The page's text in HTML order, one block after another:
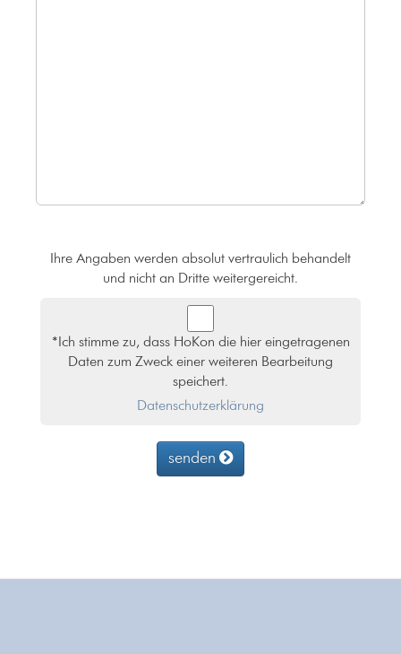
Ihre Angaben werden absolut vertraulich behandelt
und nicht an Dritte weitergereicht.
*Ich stimme zu, dass HoKon die hier eingetragenen
Daten zum Zweck einer weiteren Bearbeitung
speichert.
Datenschutzerklärung
senden